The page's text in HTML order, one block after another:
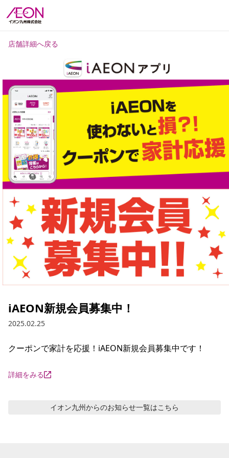
店舗詳細へ戻る
iAEON新規会員募集中！
2025.02.25
クーポンで家計を応援！iAEON新規会員募集中です！
詳細をみる
イオン九州からのお知らせ一覧はこちら